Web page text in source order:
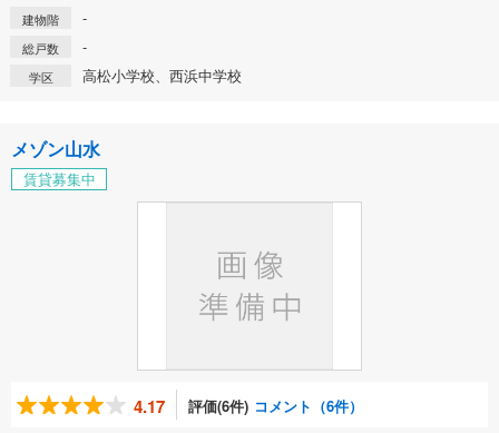
建物階 -
総戸数 -
学区 高松小学校、西浜中学校
メゾン山水
賃貸募集中
4.17 評価(6件) コメント（6件）